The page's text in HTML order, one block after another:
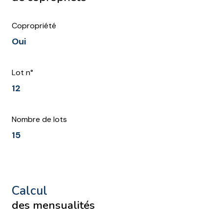
Copropriété
Oui
Lot n°
12
Nombre de lots
15
calcul
des mensualités